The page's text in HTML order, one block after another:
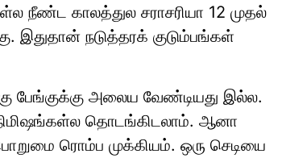
நீண்ட காலத்துல சராசரியா 12 முதல்
இதுதான் நடுத்தரக் குடும்பங்கள்
பேங்குக்கு அலைய வேண்டியது இல்ல.
தொடங்கிடலாம். ஆனா
ரொம்ப முக்கியம். ஒரு செடியை